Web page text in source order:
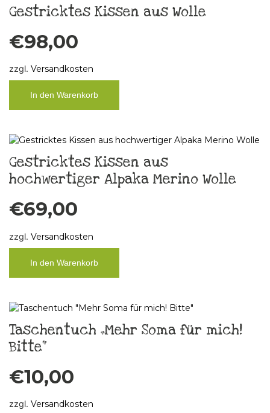
Gestricktes Kissen aus Wolle
€98,00
zzgl. Versandkosten
In den Warenkorb
Gestricktes Kissen aus
hochwertiger Alpaka Merino Wolle
€69,00
zzgl. Versandkosten
In den Warenkorb
Taschentuch „Mehr Soma für mich!
Bitte“
€10,00
zzgl. Versandkosten